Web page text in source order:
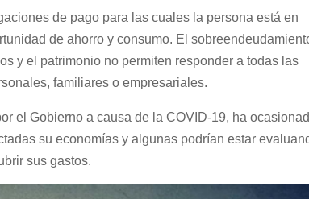
de pago para las cuales la persona está en
de ahorro y consumo. El
y el patrimonio no permiten responder a todas las
familiares o empresariales.
el Gobierno a causa de la COVID-19, ha
su economías y algunas podrían estar
sus gastos.